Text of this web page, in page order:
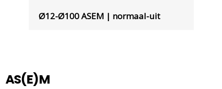
Ø12-Ø100 ASEM | normaal-uit
AS(E)M